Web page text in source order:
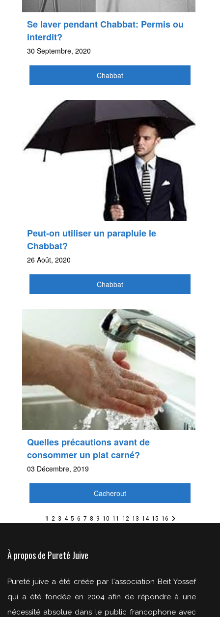
Se laver pendant Chabbat: Permis ou
interdit?
30 Septembre, 2020
Chabbat
Peut-on utiliser un parapluie le
Chabbat?
26 Août, 2020
Chabbat
Quelles précautions avant de
consommer un plat carné?
03 Décembre, 2019
Cacherout
1 2 3 4 5 6 7 8 9 10 11 12 13 14 15 16
À propos de Pureté Juive
Pureté juive a été créée par l'association Beit Yossef
qui a été fondée en 2004 afin de répondre à une
nécessité absolue dans le public francophone avec